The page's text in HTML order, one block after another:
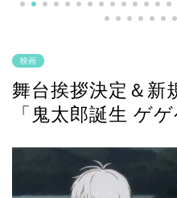
映画
舞台挨拶決定＆新
「鬼太郎誕生 ゲ